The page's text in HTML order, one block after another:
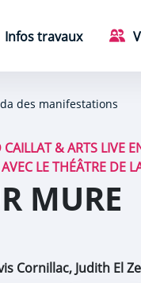
Infos travaux
des manifestations
CAILLAT & ARTS LIVE
LE THÉÂTRE DE
MURE
Cornillac, Judith El